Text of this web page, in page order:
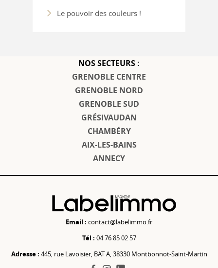
Le pouvoir des couleurs !
NOS SECTEURS :
GRENOBLE CENTRE
GRENOBLE NORD
GRENOBLE SUD
GRÉSIVAUDAN
CHAMBÉRY
AIX-LES-BAINS
ANNECY
Email : contact@labelimmo.fr
Tél : 04 76 85 02 57
Adresse : 445, rue Lavoisier, BAT A, 38330 Montbonnot-Saint-Martin